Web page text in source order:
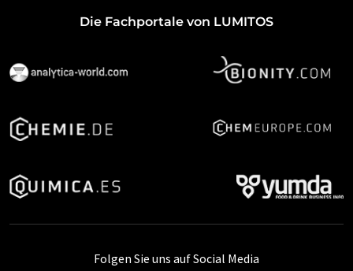
Die Fachportale von LUMITOS
Folgen Sie uns auf Social Media